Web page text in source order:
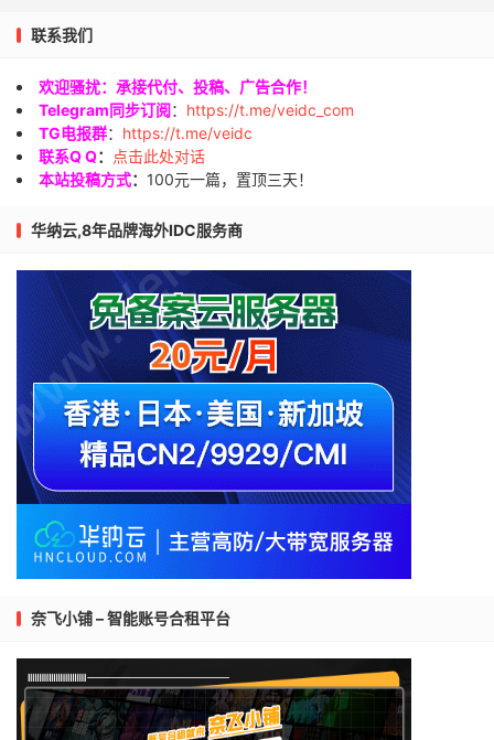
联系我们
欢迎骚扰：承接代付、投稿、广告合作！
Telegram同步订阅 ： https://t.me/veidc_com
TG电报群： https://t.me/veidc
联系Q Q： 点击此处对话
本站投稿方式： 100元一篇，置顶三天！
华纳云,8年品牌海外IDC服务商
奈飞小铺 – 智能账号合租平台